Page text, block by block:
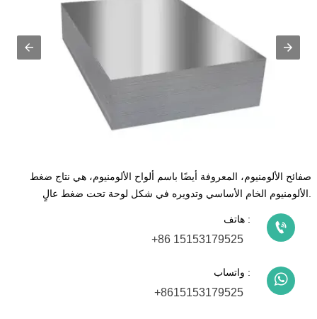
صفائح الألومنيوم، المعروفة أيضًا باسم ألواح الألومنيوم، هي نتاج ضغط
هاتف :
+86 15153179525

واتساب :
+8615153179525
